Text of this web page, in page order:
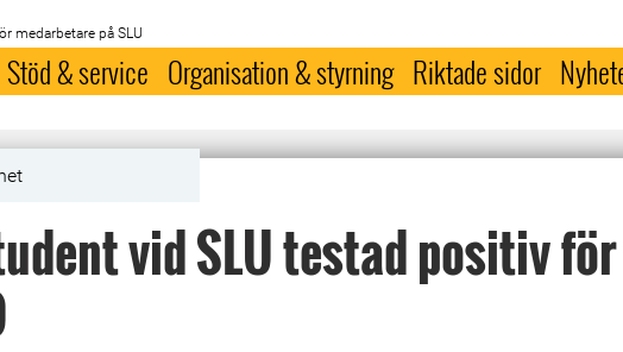
medarbetare på SLU
Stöd & service Organisation & styrning Riktade sidor
vid SLU testad positiv